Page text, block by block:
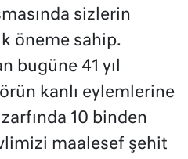
sizlerin
öneme sahip.
bugüne 41 yıl
kanlı eylemlerine
10 binden
maalesef şehit